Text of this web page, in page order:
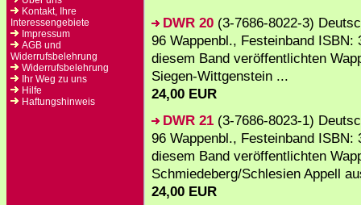
Kontakt, Ihre
Interessengebiete
Impressum
AGB und
Widerrufsbelehrung
Widerrufsbelehrung
Ihr Weg zu uns
Hilfe
Haftungshinweis
DWR 20 (3-7686-8022-3)
96 Wappenbl., Festeinband
diesem Band veröffentlichten
Siegen-Wittgenstein ...
24,00 EUR
DWR 21 (3-7686-8023-1)
96 Wappenbl., Festeinband
diesem Band veröffentlichten
Schmiedeberg/Schlesien Appell
24,00 EUR